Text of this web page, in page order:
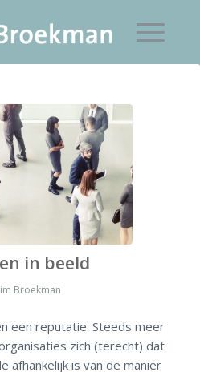
in beeld
Broekman
een reputatie. Steeds meer
zich (terecht) dat
afhankelijk is van de manier